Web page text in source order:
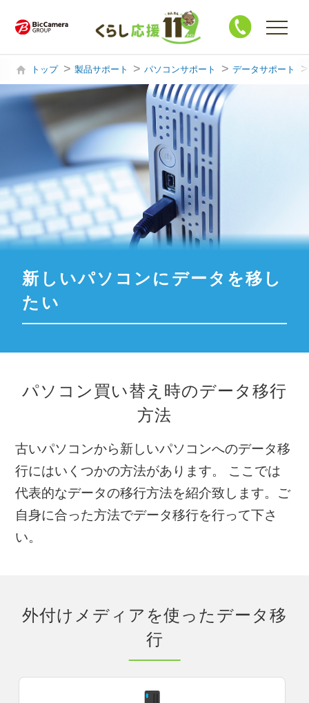
購入・買替相談
製品サポート
ハウスクリーニング
修 理
買 取
トップ 製品サポート パソコンサポート データサポート
新しいパソコンにデータを移し
たい
パソコン買い替え時のデータ移行
方法
古いパソコンから新しいパソコンへのデータ移
行にはいくつかの方法があります。
ここでは
代表的なデータの移行方法を紹介致します。ご
自身に合った方法でデータ移行を行って下さ
い。
外付けメディアを使ったデータ移
行